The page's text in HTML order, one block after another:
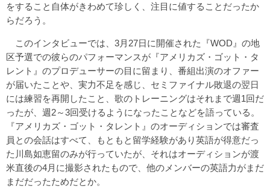
をすること自体がきわめて珍しく、注目に値することだったか
らだろう。
このインタビューでは、3月27日に開催された『WOD』の地
区予選での彼らのパフォーマンスが『アメリカズ・ゴット・タ
レント』のプロデューサーの目に留まり、番組出演のオファー
が届いたことや、実力不足を感じ、セミファイナル敗退の翌日
には練習を再開したこと、歌のトレーニングはそれまで週1回だ
ったが、週2～3回受けるようになったことなどを語っている。
『アメリカズ・ゴット・タレント』のオーディションでは審査
員との会話はすべて、もともと留学経験があり英語が得意だっ
た川島如恵留のみが行っていたが、それはオーディションが渡
米直後の4月に撮影されたもので、他のメンバーの英語力がまだ
まだだったためだとか。